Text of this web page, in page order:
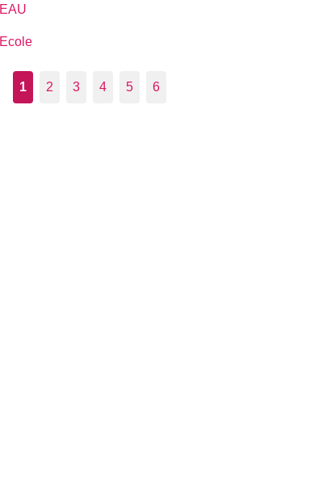
EAU
Ecole
1 2 3 4 5 6